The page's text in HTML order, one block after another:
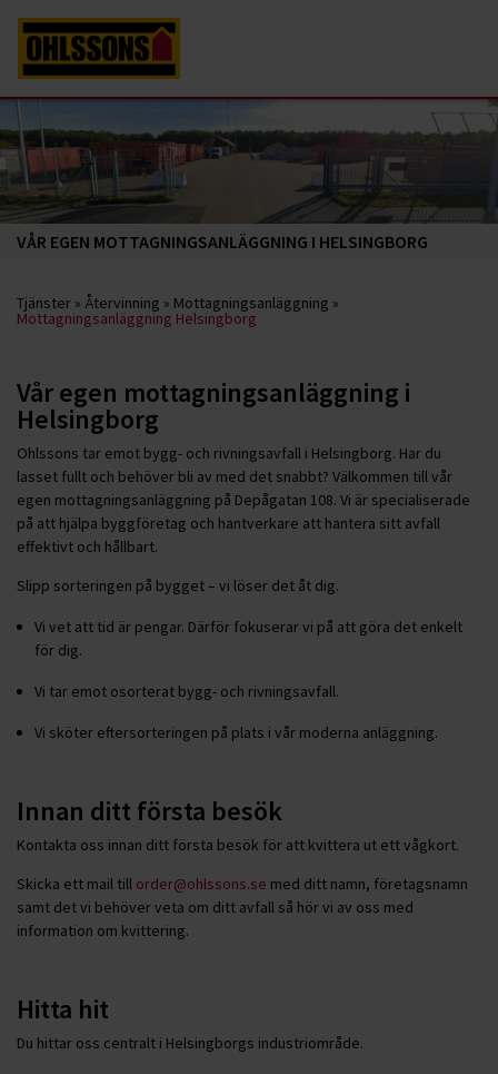
VÅR EGEN MOTTAGNINGSANLÄGGNING I HELSINGBORG
Tjänster » Återvinning » Mottagningsanläggning »
Mottagningsanläggning Helsingborg
Vår egen mottagningsanläggning i
Helsingborg
Ohlssons tar emot bygg- och rivningsavfall i Helsingborg. Har du
lasset fullt och behöver bli av med det snabbt? Välkommen till vår
egen mottagningsanläggning på Depågatan 108. Vi är specialiserade
på att hjälpa byggföretag och hantverkare att hantera sitt avfall
effektivt och hållbart.
Slipp sorteringen på bygget – vi löser det åt dig.
Vi vet att tid är pengar. Därför fokuserar vi på att göra det enkelt
för dig.
Vi tar emot osorterat bygg- och rivningsavfall.
Vi sköter eftersorteringen på plats i vår moderna anläggning.
Innan ditt första besök
Kontakta oss innan ditt första besök för att kvittera ut ett vågkort.
Skicka ett mail till order@ohlssons.se med ditt namn, företagsnamn
samt det vi behöver veta om ditt avfall så hör vi av oss med
information om kvittering.
Hitta hit
Du hittar oss centralt i Helsingborgs industriområde.